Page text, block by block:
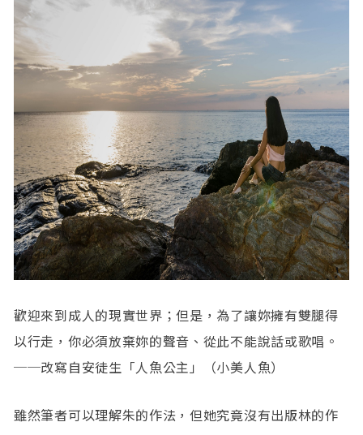
歡迎來到成人的現實世界；但是，為了讓妳擁有雙腿得
以行走，你必須放棄妳的聲音、從此不能說話或歌唱。
──改寫自安徒生「人魚公主」（小美人魚）
雖然筆者可以理解朱的作法，但她究竟沒有出版林的作